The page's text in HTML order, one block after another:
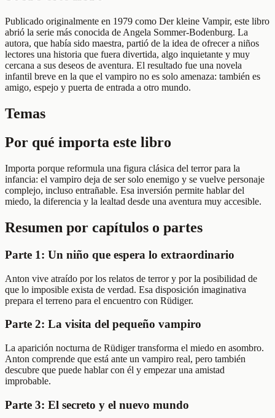
Publicado originalmente en 1979 como Der kleine Vampir, este libro
abrió la serie más conocida de Angela Sommer-Bodenburg. La
autora, que había sido maestra, partió de la idea de ofrecer a niños
lectores una historia que fuera divertida, algo inquietante y muy
cercana a sus deseos de aventura. El resultado fue una novela
infantil breve en la que el vampiro no es solo amenaza: también es
amigo, espejo y puerta de entrada a otro mundo.
Temas
Por qué importa este libro
Importa porque reformula una figura clásica del terror para la
infancia: el vampiro deja de ser solo enemigo y se vuelve personaje
complejo, incluso entrañable. Esa inversión permite hablar del
miedo, la diferencia y la lealtad desde una aventura muy accesible.
Resumen por capítulos o partes
Parte 1: Un niño que espera lo extraordinario
Anton vive atraído por los relatos de terror y por la posibilidad de
que lo imposible exista de verdad. Esa disposición imaginativa
prepara el terreno para el encuentro con Rüdiger.
Parte 2: La visita del pequeño vampiro
La aparición nocturna de Rüdiger transforma el miedo en asombro.
Anton comprende que está ante un vampiro real, pero también
descubre que puede hablar con él y empezar una amistad
improbable.
Parte 3: El secreto y el nuevo mundo